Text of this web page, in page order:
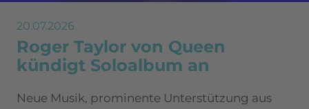
20.07.2026
Roger Taylor von Queen
kündigt Soloalbum an
Neue Musik, prominente Unterstützung aus